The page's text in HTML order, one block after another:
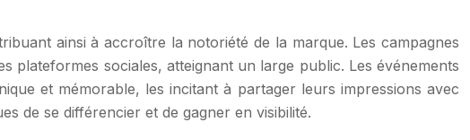
ainsi à accroître la notoriété de la marque. Les campagnes
plateformes sociales, atteignant un large public. Les événements
et mémorable, les incitant à partager leurs impressions avec
de se différencier et de gagner en visibilité.